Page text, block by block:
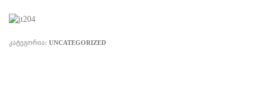
ᲙᲐᲢᲔᲒᲝᲠᲘᲐ: UNCATEGORIZED